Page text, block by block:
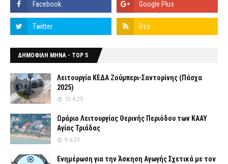
ΔΗΜΟΦΙΛΗ ΜΗΝΑ - TOP 5
Λειτουργία ΚΕΔΑ Ζούμπερι-Σαντορίνης (Πάσχα
2025)
10.4.25
Ωράριο Λειτουργίας Θερινής Περιόδου των ΚΑΑΥ
Αγίας Τριάδας
9.6.23
Ενημέρωση για την Άσκηση Αγωγής Σχετικά με τον